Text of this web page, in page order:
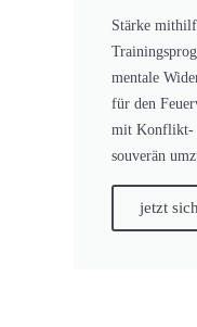
Stärke
mentale
für den
mit Konflikt-
souverän
jetzt